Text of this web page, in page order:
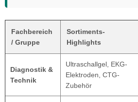
Fachbereich
/ Gruppe
Sortiments-
Highlights
Diagnostik &
Technik
Ultraschallgel, EKG-
Elektroden, CTG-
Zubehör